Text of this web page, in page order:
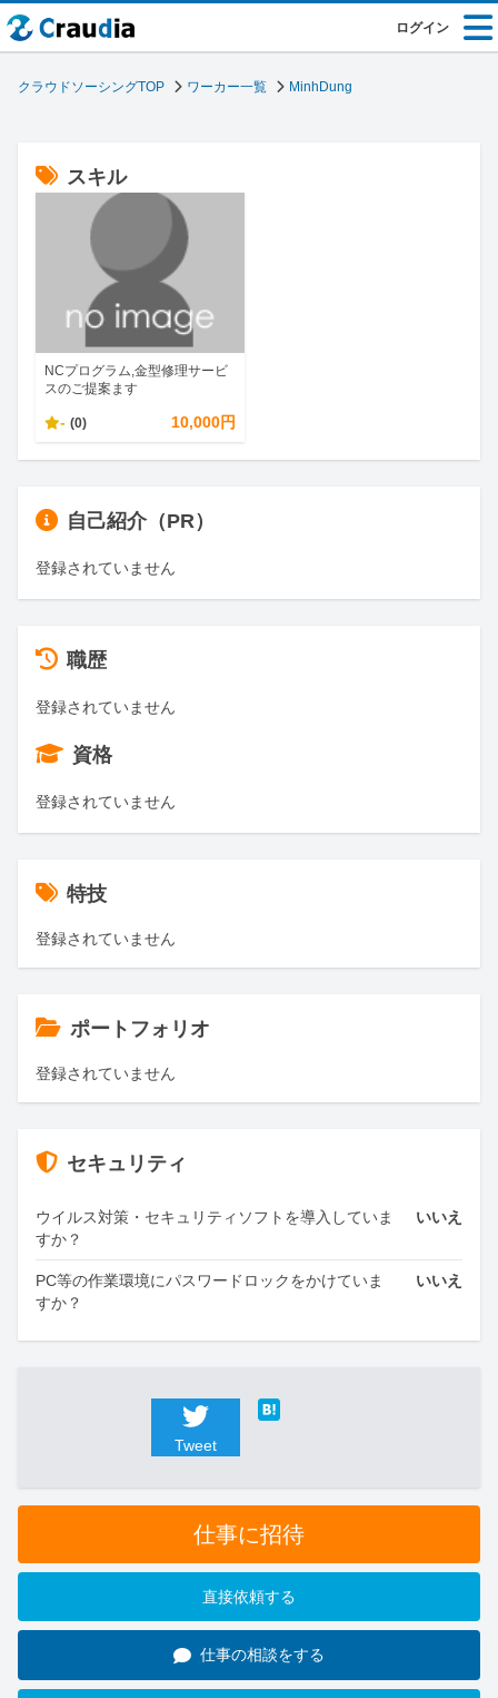
ログイン
クラウドソーシングTOP ワーカー一覧 MinhDung
スキル
NCプログラム,金型修理サービ
スのご提案ます
- (0) 10,000円
自己紹介（PR）
登録されていません
職歴
登録されていません
資格
登録されていません
特技
登録されていません
ポートフォリオ
登録されていません
セキュリティ
ウイルス対策・セキュリティソフトを導入していま
すか？
いいえ
PC等の作業環境にパスワードロックをかけていま
すか？
いいえ
Tweet
仕事に招待
直接依頼する
仕事の相談をする